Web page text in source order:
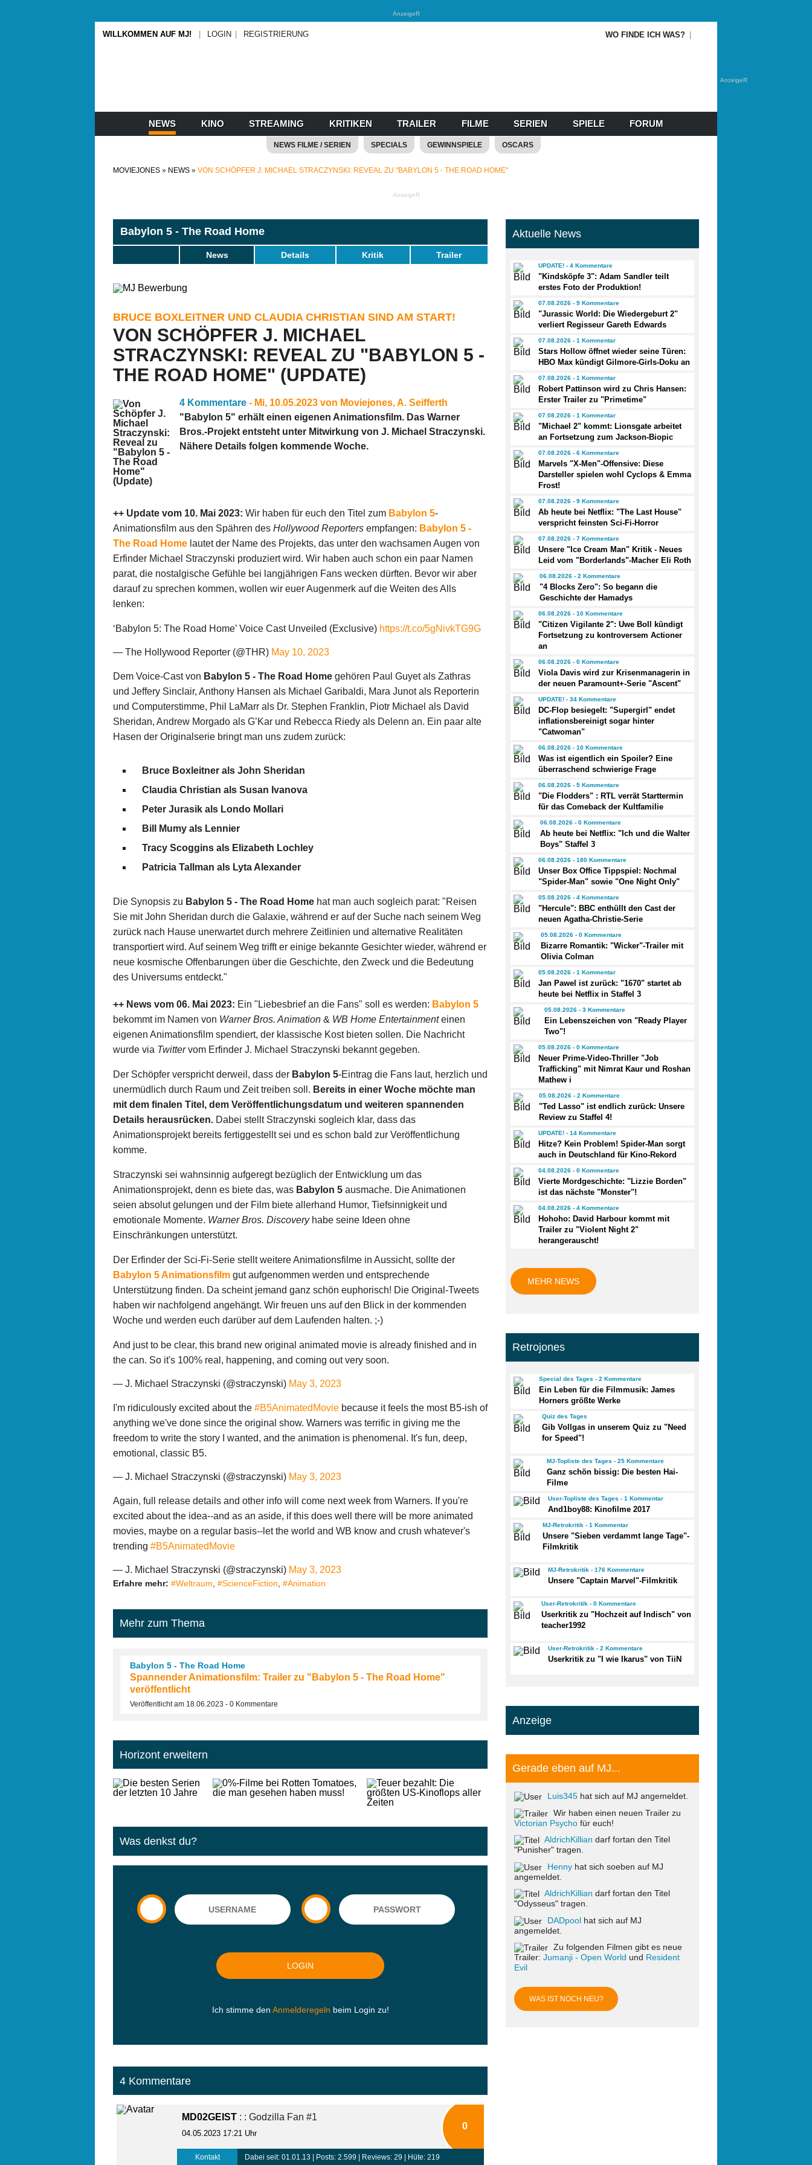
AnzeigeR
AnzeigeR
WILLKOMMEN AUF MJ! LOGIN REGISTRIERUNG WO FINDE ICH WAS?
NEWS KINO STREAMING KRITIKEN TRAILER FILME SERIEN SPIELE FORUM
NEWS FILME / SERIEN SPECIALS GEWINNSPIELE OSCARS
MOVIEJONES NEWS VON SCHÖPFER J. MICHAEL STRACZYNSKI: REVEAL ZU "BABYLON 5 - THE ROAD HOME"
AnzeigeR
Babylon 5 - The Road Home
News Details Kritik Trailer
BRUCE BOXLEITNER UND CLAUDIA CHRISTIAN SIND AM START!
VON SCHÖPFER J. MICHAEL
STRACZYNSKI: REVEAL ZU "BABYLON 5 -
THE ROAD HOME" (UPDATE)
4 Kommentare - Mi, 10.05.2023 von Moviejones, A. Seifferth
"Babylon 5" erhält einen eigenen Animationsfilm. Das Warner
Bros.-Projekt entsteht unter Mitwirkung von J. Michael Straczynski.
Nähere Details folgen kommende Woche.
++ Update vom 10. Mai 2023: Wir haben für euch den Titel zum Babylon 5-
Animationsfilm aus den Spähren des Hollywood Reporters empfangen: Babylon 5 -
The Road Home lautet der Name des Projekts, das unter den wachsamen Augen von
Erfinder Michael Straczynski produziert wird. Wir haben auch schon ein paar Namen
parat, die nostalgische Gefühle bei langjährigen Fans wecken dürften. Bevor wir aber
darauf zu sprechen kommen, wollen wir euer Augenmerk auf die Weiten des Alls
lenken:
‘Babylon 5: The Road Home’ Voice Cast Unveiled (Exclusive) https://t.co/5gNivkTG9G
— The Hollywood Reporter (@THR) May 10, 2023
Dem Voice-Cast von Babylon 5 - The Road Home gehören Paul Guyet als Zathras
und Jeffery Sinclair, Anthony Hansen als Michael Garibaldi, Mara Junot als Reporterin
und Computerstimme, Phil LaMarr als Dr. Stephen Franklin, Piotr Michael als David
Sheridan, Andrew Morgado als G’Kar und Rebecca Riedy als Delenn an. Ein paar alte
Hasen der Originalserie bringt man uns zudem zurück:
Bruce Boxleitner als John Sheridan
Claudia Christian als Susan Ivanova
Peter Jurasik als Londo Mollari
Bill Mumy als Lennier
Tracy Scoggins als Elizabeth Lochley
Patricia Tallman als Lyta Alexander
Die Synopsis zu Babylon 5 - The Road Home hat man auch sogleich parat: "Reisen
Sie mit John Sheridan durch die Galaxie, während er auf der Suche nach seinem Weg
zurück nach Hause unerwartet durch mehrere Zeitlinien und alternative Realitäten
transportiert wird. Auf seinem Weg trifft er einige bekannte Gesichter wieder, während er
neue kosmische Offenbarungen über die Geschichte, den Zweck und die Bedeutung
des Universums entdeckt."
++ News vom 06. Mai 2023: Ein "Liebesbrief an die Fans" soll es werden: Babylon 5
bekommt im Namen von Warner Bros. Animation & WB Home Entertainmenteinen
eigenen Animationsfilm spendiert, der klassische Kost bieten sollen. Die Nachricht
wurde via Twittervom Erfinder J. Michael Straczynski bekannt gegeben.
Der Schöpfer verspricht derweil, dass der Babylon 5-Eintrag die Fans laut, herzlich und
unermüdlich durch Raum und Zeit treiben soll. Bereits in einer Woche möchte man
mit dem finalen Titel, dem Veröffentlichungsdatum und weiteren spannenden
Details herausrücken. Dabei stellt Straczynski sogleich klar, dass das
Animationsprojekt bereits fertiggestellt sei und es schon bald zur Veröffentlichung
komme.
Straczynski sei wahnsinnig aufgeregt bezüglich der Entwicklung um das
Animationsprojekt, denn es biete das, was Babylon 5 ausmache. Die Animationen
seien absolut gelungen und der Film biete allerhand Humor, Tiefsinnigkeit und
emotionale Momente. Warner Bros. Discovery habe seine Ideen ohne
Einschränkungen unterstützt.
Der Erfinder der Sci-Fi-Serie stellt weitere Animationsfilme in Aussicht, sollte der
Babylon 5 Animationsfilm gut aufgenommen werden und entsprechende
Unterstützung finden. Da scheint jemand ganz schön euphorisch! Die Original-Tweets
haben wir nachfolgend angehängt. Wir freuen uns auf den Blick in der kommenden
Woche und werden euch darüber auf dem Laufenden halten. ;-)
And just to be clear, this brand new original animated movie is already finished and in
the can. So it's 100% real, happening, and coming out very soon.
— J. Michael Straczynski (@straczynski) May 3, 2023
I'm ridiculously excited about the #B5AnimatedMovie because it feels the most B5-ish of
anything we've done since the original show. Warners was terrific in giving me the
freedom to write the story I wanted, and the animation is phenomenal. It's fun, deep,
emotional, classic B5.
— J. Michael Straczynski (@straczynski) May 3, 2023
Again, full release details and other info will come next week from Warners. If you're
excited about the idea--and as an aside, if this does well there will be more animated
movies, maybe on a regular basis--let the world and WB know and crush whatever's
trending #B5AnimatedMovie
— J. Michael Straczynski (@straczynski) May 3, 2023
Erfahre mehr: #Weltraum #ScienceFiction #Animation
Mehr zum Thema
Babylon 5 - The Road Home
Spannender Animationsfilm: Trailer zu "Babylon 5 - The Road Home"
veröffentlicht
Veröffentlicht am 18.06.2023 - 0 Kommentare
Horizont erweitern
Was denkst du?
Ich stimme den Anmelderegeln beim Login zu!
4 Kommentare
MD02GEIST : : Godzilla Fan #1
04.05.2023 17:21 Uhr
0
Kontakt Dabei seit: 01.01.13 | Posts: 2.599 | Reviews: 29 | Hüte: 219
Aktuelle News
UPDATE! - 4 Kommentare
"Kindsköpfe 3": Adam Sandler teilt
erstes Foto der Produktion!
07.08.2026 - 9 Kommentare
"Jurassic World: Die Wiedergeburt 2"
verliert Regisseur Gareth Edwards
07.08.2026 - 1 Kommentar
Stars Hollow öffnet wieder seine Türen:
HBO Max kündigt Gilmore-Girls-Doku an
07.08.2026 - 1 Kommentar
Robert Pattinson wird zu Chris Hansen:
Erster Trailer zu "Primetime"
07.08.2026 - 1 Kommentar
"Michael 2" kommt: Lionsgate arbeitet
an Fortsetzung zum Jackson-Biopic
07.08.2026 - 6 Kommentare
Marvels "X-Men"-Offensive: Diese
Darsteller spielen wohl Cyclops & Emma
Frost!
07.08.2026 - 9 Kommentare
Ab heute bei Netflix: "The Last House"
verspricht feinsten Sci-Fi-Horror
07.08.2026 - 7 Kommentare
Unsere "Ice Cream Man" Kritik - Neues
Leid vom "Borderlands"-Macher Eli Roth
06.08.2026 - 2 Kommentare
"4 Blocks Zero": So begann die
Geschichte der Hamadys
06.08.2026 - 10 Kommentare
"Citizen Vigilante 2": Uwe Boll kündigt
Fortsetzung zu kontroversem Actioner
an
06.08.2026 - 0 Kommentare
Viola Davis wird zur Krisenmanagerin in
der neuen Paramount+-Serie "Ascent"
UPDATE! - 34 Kommentare
DC-Flop besiegelt: "Supergirl" endet
inflationsbereinigt sogar hinter
"Catwoman"
06.08.2026 - 10 Kommentare
Was ist eigentlich ein Spoiler? Eine
überraschend schwierige Frage
06.08.2026 - 5 Kommentare
"Die Flodders" : RTL verrät Starttermin
für das Comeback der Kultfamilie
06.08.2026 - 0 Kommentare
Ab heute bei Netflix: "Ich und die Walter
Boys" Staffel 3
06.08.2026 - 180 Kommentare
Unser Box Office Tippspiel: Nochmal
"Spider-Man" sowie "One Night Only"
05.08.2026 - 4 Kommentare
"Hercule": BBC enthüllt den Cast der
neuen Agatha-Christie-Serie
05.08.2026 - 0 Kommentare
Bizarre Romantik: "Wicker"-Trailer mit
Olivia Colman
05.08.2026 - 1 Kommentar
Jan Pawel ist zurück: "1670" startet ab
heute bei Netflix in Staffel 3
05.08.2026 - 3 Kommentare
Ein Lebenszeichen von "Ready Player
Two"!
05.08.2026 - 0 Kommentare
Neuer Prime-Video-Thriller "Job
Trafficking" mit Nimrat Kaur und Roshan
Mathew i
05.08.2026 - 2 Kommentare
"Ted Lasso" ist endlich zurück: Unsere
Review zu Staffel 4!
UPDATE! - 14 Kommentare
Hitze? Kein Problem! Spider-Man sorgt
auch in Deutschland für Kino-Rekord
04.08.2026 - 0 Kommentare
Vierte Mordgeschichte: "Lizzie Borden"
ist das nächste "Monster"!
04.08.2026 - 4 Kommentare
Hohoho: David Harbour kommt mit
Trailer zu "Violent Night 2"
herangerauscht!
MEHR NEWS
Retrojones
Special des Tages - 2 Kommentare
Ein Leben für die Filmmusik: James
Horners größte Werke
Quiz des Tages
Gib Vollgas in unserem Quiz zu "Need
for Speed"!
MJ-Topliste des Tages - 25 Kommentare
Ganz schön bissig: Die besten Hai-
Filme
User-Topliste des Tages - 1 Kommentar
And1boy88: Kinofilme 2017
MJ-Retrokritik - 1 Kommentar
Unsere "Sieben verdammt lange Tage"-
Filmkritik
MJ-Retrokritik - 176 Kommentare
Unsere "Captain Marvel"-Filmkritik
User-Retrokritik - 0 Kommentare
Userkritik zu "Hochzeit auf Indisch" von
teacher1992
User-Retrokritik - 2 Kommentare
Userkritik zu "I wie Ikarus" von TiiN
Anzeige
Gerade eben auf MJ...
Luis345 hat sich auf MJ angemeldet.
Wir haben einen neuen Trailer zu
Victorian Psycho für euch!
AldrichKillian darf fortan den Titel
"Punisher" tragen.
Henny hat sich soeben auf MJ
angemeldet.
AldrichKillian darf fortan den Titel
"Odysseus" tragen.
DADpool hat sich auf MJ
angemeldet.
Zu folgenden Filmen gibt es neue
Trailer: Jumanji - Open World und Resident
Evil
WAS IST NOCH NEU?